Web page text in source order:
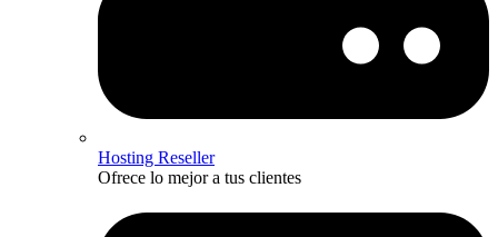
Hosting Reseller
Ofrece lo mejor a tus clientes